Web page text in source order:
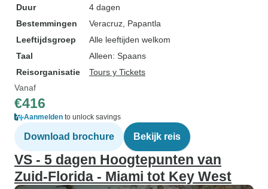
Duur
4 dagen
Bestemmingen
Veracruz , Papantla
Leeftijdsgroep
Alle leeftijden welkom
Taal
Alleen: Spaans
Reisorganisatie
Tours y Tickets
Vanaf
€416
Aanmelden to unlock savings
Download brochure Bekijk reis
VS - 5 dagen Hoogtepunten van
Zuid-Florida - Miami tot Key West